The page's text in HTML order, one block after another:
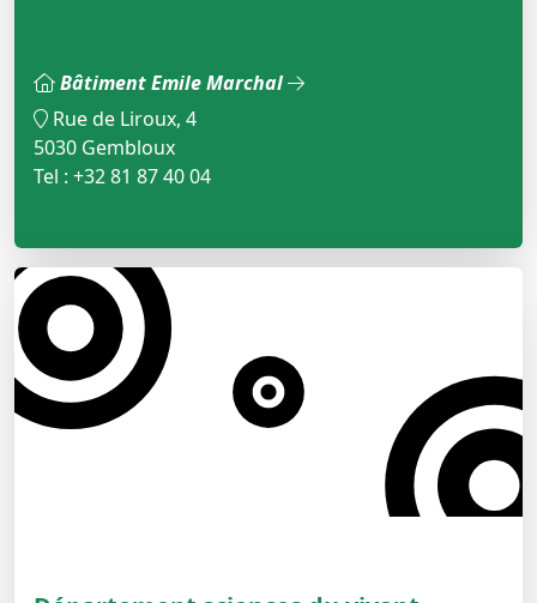
Bâtiment Emile Marchal
Rue de Liroux, 4
5030 Gembloux
Tel : +32 81 87 40 04